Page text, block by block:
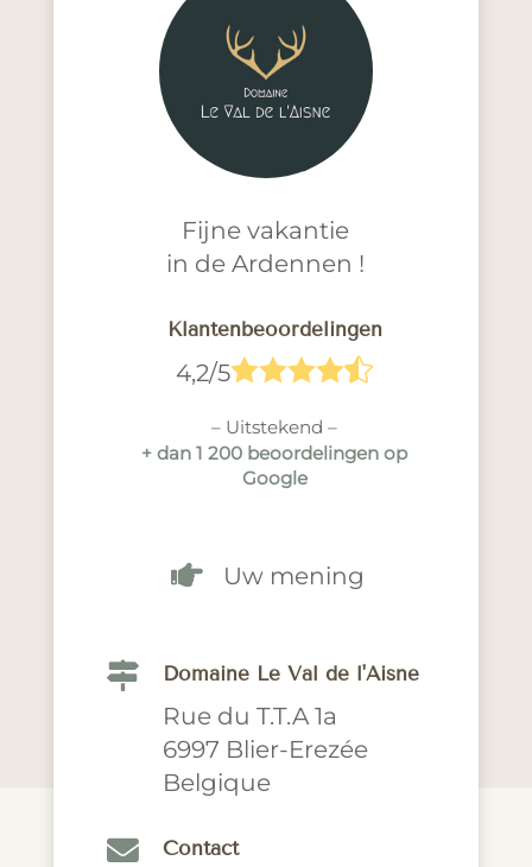
Fijne vakantie
in de Ardennen !
Klantenbeoordelingen
4,2/5
– Uitstekend –
+ dan 1 200 beoordelingen op
Google
 Uw mening
 Domaine Le Val de l'Aisne
Rue du T.T.A 1a
6997 Blier-Erezée
Belgique
 Contact